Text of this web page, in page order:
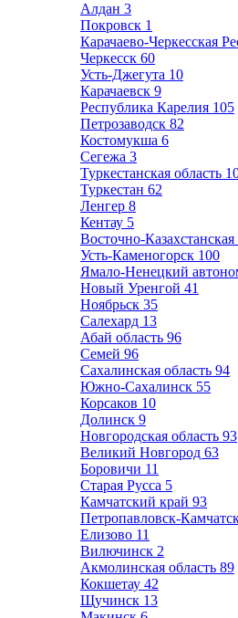
Алдан 3
Покровск 1
Карачаево-Черкесская
Черкесск 60
Усть-Джегута 10
Карачаевск 9
Республика Карелия 105
Петрозаводск 82
Костомукша 6
Сегежа 3
Туркестанская область
Туркестан 62
Ленгер 8
Кентау 5
Восточно-Казахстанская
Усть-Каменогорск 100
Ямало-Ненецкий
Новый Уренгой 41
Ноябрьск 35
Салехард 13
Абай область 96
Семей 96
Сахалинская область 94
Южно-Сахалинск 55
Корсаков 10
Долинск 9
Новгородская область 93
Великий Новгород 63
Боровичи 11
Старая Русса 5
Камчатский край 93
Петропавловск-
Елизово 11
Вилючинск 2
Акмолинская область 89
Кокшетау 42
Щучинск 13